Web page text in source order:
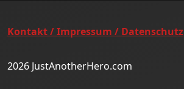
Kontakt / Impressum / Datenschutz
2026 JustAnotherHero.com